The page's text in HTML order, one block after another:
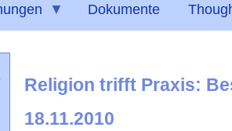
Dokumente
Religion trifft Praxis:
18.11.2010